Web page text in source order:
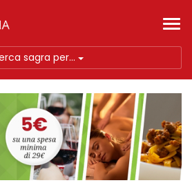
sagra per...